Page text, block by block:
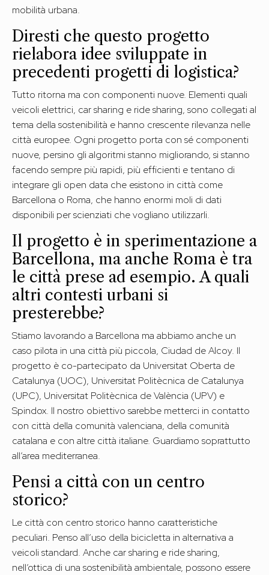
mobilità urbana.
Diresti che questo progetto
rielabora idee sviluppate in
precedenti progetti di logistica?
Tutto ritorna ma con componenti nuove. Elementi quali
veicoli elettrici, car sharing e ride sharing, sono collegati al
tema della sostenibilità e hanno crescente rilevanza nelle
città europee. Ogni progetto porta con sé componenti
nuove, persino gli algoritmi stanno migliorando, si stanno
facendo sempre più rapidi, più efficienti e tentano di
integrare gli open data che esistono in città come
Barcellona o Roma, che hanno enormi moli di dati
disponibili per scienziati che vogliano utilizzarli.
Il progetto è in sperimentazione a
Barcellona, ma anche Roma è tra
le città prese ad esempio. A quali
altri contesti urbani si
presterebbe?
Stiamo lavorando a Barcellona ma abbiamo anche un
caso pilota in una città più piccola, Ciudad de Alcoy. Il
progetto è co-partecipato da Universitat Oberta de
Catalunya (UOC), Universitat Politècnica de Catalunya
(UPC), Universitat Politècnica de València (UPV) e
Spindox. ll nostro obiettivo sarebbe metterci in contatto
con città della comunità valenciana, della comunità
catalana e con altre città italiane. Guardiamo soprattutto
all’area mediterranea.
Pensi a città con un centro
storico?
Le città con centro storico hanno caratteristiche
peculiari. Penso all’uso della bicicletta in alternativa a
veicoli standard. Anche car sharing e ride sharing,
nell’ottica di una sostenibilità ambientale, possono essere